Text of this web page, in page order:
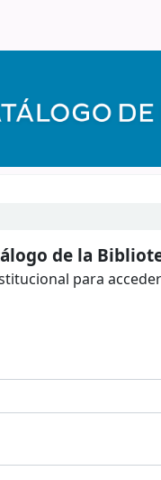
de la
para